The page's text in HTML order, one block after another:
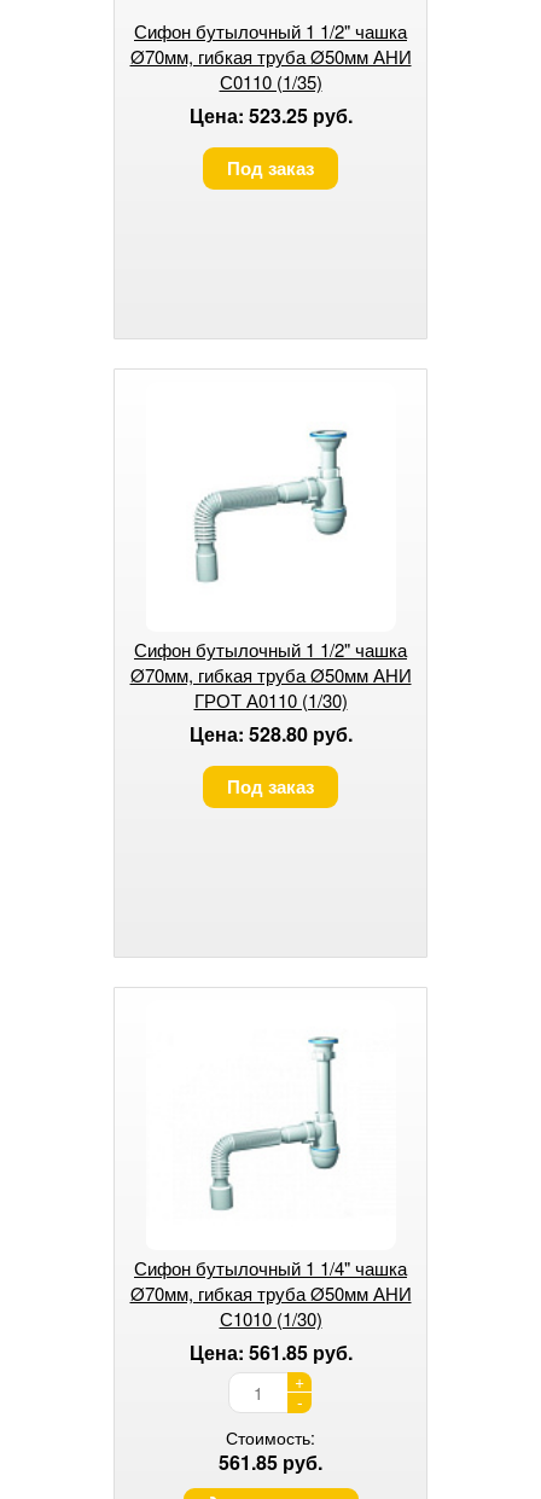
Сифон бутылочный 1 1/2" чашка
Ø70мм, гибкая труба Ø50мм АНИ
С0110 (1/35)
Цена: 523.25 руб.
Под заказ
Сифон бутылочный 1 1/2" чашка
Ø70мм, гибкая труба Ø50мм АНИ
ГРОТ А0110 (1/30)
Цена: 528.80 руб.
Под заказ
Сифон бутылочный 1 1/4" чашка
Ø70мм, гибкая труба Ø50мм АНИ
С1010 (1/30)
Цена: 561.85 руб.
+
-
Стоимость:
561.85 руб.